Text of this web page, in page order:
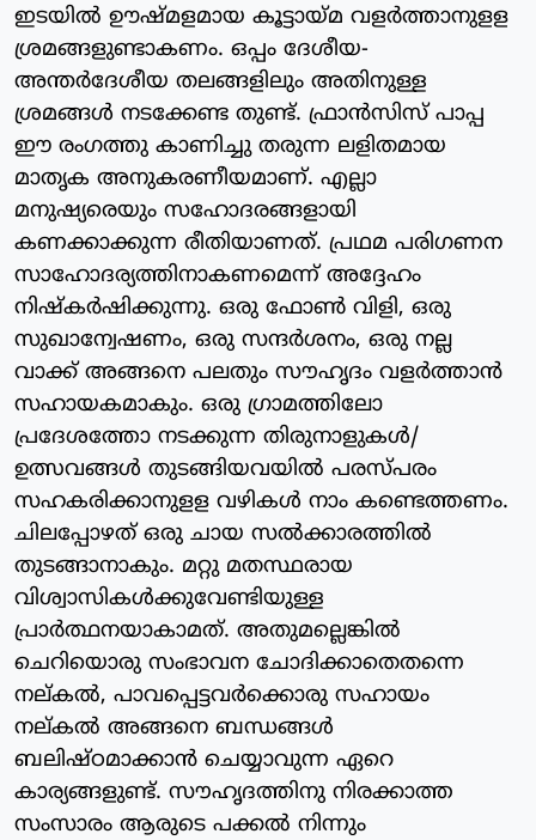
ഇടയില്‍ ഊഷ്മളമായ കൂട്ടായ്മ വളര്‍ത്താനുളള
ശ്രമങ്ങളുണ്ടാകണം. ഒപ്പം ദേശീയ-
അന്തര്‍ദേശീയ തലങ്ങളിലും അതിനുള്ള
ശ്രമങ്ങള്‍ നടക്കേണ്ട തുണ്ട്. ഫ്രാന്‍സിസ് പാപ്പ
ഈ രംഗത്തു കാണിച്ചു തരുന്ന ലളിതമായ
മാതൃക അനുകരണീയമാണ്. എല്ലാ
മനുഷ്യരെയും സഹോദരങ്ങളായി
കണക്കാക്കുന്ന രീതിയാണത്. പ്രഥമ പരിഗണന
സാഹോദര്യത്തിനാകണമെന്ന് അദ്ദേഹം
നിഷ്‌കര്‍ഷിക്കുന്നു. ഒരു ഫോണ്‍ വിളി, ഒരു
സുഖാന്വേഷണം, ഒരു സന്ദര്‍ശനം, ഒരു നല്ല
വാക്ക് അങ്ങനെ പലതും സൗഹൃദം വളര്‍ത്താന്‍
സഹായകമാകും. ഒരു ഗ്രാമത്തിലോ
പ്രദേശത്തോ നടക്കുന്ന തിരുനാളുകള്‍/
ഉത്സവങ്ങള്‍ തുടങ്ങിയവയില്‍ പരസ്പരം
സഹകരിക്കാനുളള വഴികള്‍ നാം കണ്ടെത്തണം.
ചിലപ്പോഴത് ഒരു ചായ സല്‍ക്കാരത്തില്‍
തുടങ്ങാനാകും. മറ്റു മതസ്ഥരായ
വിശ്വാസികള്‍ക്കുവേണ്ടിയുള്ള
പ്രാര്‍ത്ഥനയാകാമത്. അതുമല്ലെങ്കില്‍
ചെറിയൊരു സംഭാവന ചോദിക്കാതെതന്നെ
നല്കല്‍, പാവപ്പെട്ടവര്‍ക്കൊരു സഹായം
നല്കല്‍ അങ്ങനെ ബന്ധങ്ങള്‍
ബലിഷ്ഠമാക്കാന്‍ ചെയ്യാവുന്ന ഏറെ
കാര്യങ്ങളുണ്ട്. സൗഹൃദത്തിനു നിരക്കാത്ത
സംസാരം ആരുടെ പക്കല്‍ നിന്നും